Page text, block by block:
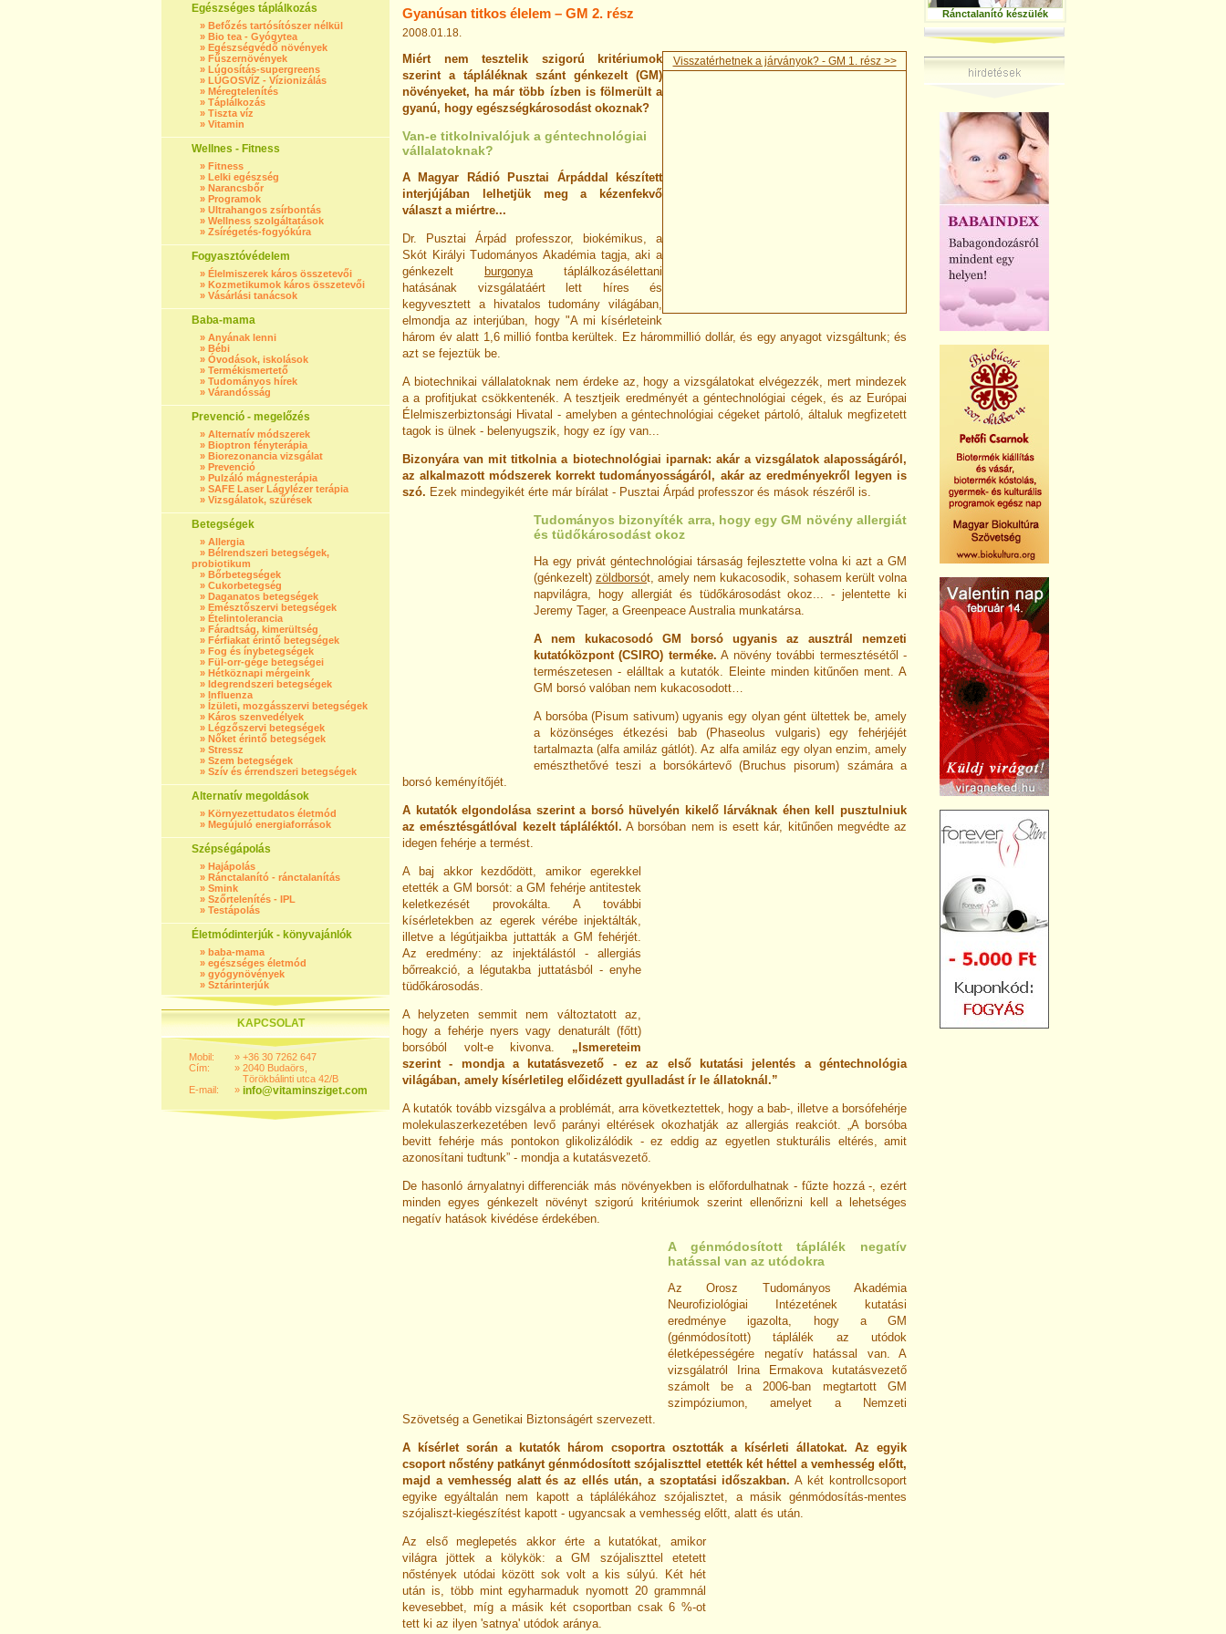
Egészséges táplálkozás
» Befőzés tartósítószer nélkül
» Bio tea - Gyógytea
» Egészségvédő növények
» Fűszernövények
» Lúgosítás-supergreens
» LÚGOSVÍZ - Vízionizálás
» Méregtelenítés
» Táplálkozás
» Tiszta víz
» Vitamin
Wellnes - Fitness
» Fitness
» Lelki egészség
» Narancsbőr
» Programok
» Ultrahangos zsírbontás
» Wellness szolgáltatások
» Zsírégetés-fogyókúra
Fogyasztóvédelem
» Élelmiszerek káros összetevői
» Kozmetikumok káros összetevői
» Vásárlási tanácsok
Baba-mama
» Anyának lenni
» Bébi
» Óvodások, iskolások
» Termékismertető
» Tudományos hírek
» Várandósság
Prevenció - megelőzés
» Alternatív módszerek
» Bioptron fényterápia
» Biorezonancia vizsgálat
» Prevenció
» Pulzáló mágnesterápia
» SAFE Laser Lágylézer terápia
» Vizsgálatok, szűrések
Betegségek
» Allergia
» Bélrendszeri betegségek,
probiotikum
» Bőrbetegségek
» Cukorbetegség
» Daganatos betegségek
» Emésztőszervi betegségek
» Ételintolerancia
» Fáradtság, kimerültség
» Férfiakat érintő betegségek
» Fog és ínybetegségek
» Fül-orr-gége betegségei
» Hétköznapi mérgeink
» Idegrendszeri betegségek
» Influenza
» Ízületi, mozgásszervi betegségek
» Káros szenvedélyek
» Légzőszervi betegségek
» Nőket érintő betegségek
» Stressz
» Szem betegségek
» Szív és érrendszeri betegségek
Alternatív megoldások
» Környezettudatos életmód
» Megújuló energiaforrások
Szépségápolás
» Hajápolás
» Ránctalanító - ránctalanítás
» Smink
» Szőrtelenítés - IPL
» Testápolás
Életmódinterjúk - könyvajánlók
» baba-mama
» egészséges életmód
» gyógynövények
» Sztárinterjúk
KAPCSOLAT
Mobil:
Cím:
E-mail:
»
»
»
+36 30 7262 647
2040 Budaörs,
Törökbálinti utca 42/B
info@vitaminsziget.com
Gyanúsan titkos élelem – GM 2. rész
2008.01.18.
Visszatérhetnek a járványok? - GM 1. rész >>
Miért nem tesztelik szigorú kritériumok
szerint a tápláléknak szánt génkezelt (GM)
növényeket, ha már több ízben is fölmerült a
gyanú, hogy egészségkárosodást okoznak?
Van-e titkolnivalójuk a géntechnológiai
vállalatoknak?
A Magyar Rádió Pusztai Árpáddal készített
interjújában lelhetjük meg a kézenfekvő
választ a miértre...
Dr. Pusztai Árpád professzor, biokémikus, a
Skót Királyi Tudományos Akadémia tagja, aki a
génkezelt
burgonyatáplálkozásélettani
hatásának vizsgálatáért lett híres és
kegyvesztett a hivatalos tudomány világában,
elmondja az interjúban, hogy "A mi kísérleteink
három év alatt 1,6 millió fontba kerültek. Ez hárommillió dollár, és egy anyagot vizsgáltunk; és
azt se fejeztük be.
A biotechnikai vállalatoknak nem érdeke az, hogy a vizsgálatokat elvégezzék, mert mindezek
a a profitjukat csökkentenék. A tesztjeik eredményét a géntechnológiai cégek, és az Európai
Élelmiszerbiztonsági Hivatal - amelyben a géntechnológiai cégeket pártoló, általuk megfizetett
tagok is ülnek - belenyugszik, hogy ez így van...
Bizonyára van mit titkolnia a biotechnológiai iparnak: akár a vizsgálatok alaposságáról,
az alkalmazott módszerek korrekt tudományosságáról, akár az eredményekről legyen is
szó. Ezek mindegyikét érte már bírálat - Pusztai Árpád professzor és mások részéről is.
Tudományos bizonyíték arra, hogy egy GM növény allergiát
és tüdőkárosodást okoz
Ha egy privát géntechnológiai társaság fejlesztette volna ki azt a GM
(génkezelt) zöldborsót, amely nem kukacosodik, sohasem került volna
napvilágra, hogy allergiát és tüdőkárosodást okoz... - jelentette ki
Jeremy Tager, a Greenpeace Australia munkatársa.
A nem kukacosodó GM borsó ugyanis az ausztrál nemzeti
kutatóközpont (CSIRO) terméke. A növény további termesztésétől -
természetesen - elálltak a kutatók. Eleinte minden kitűnően ment. A
GM borsó valóban nem kukacosodott…
A borsóba (Pisum sativum) ugyanis egy olyan gént ültettek be, amely
a közönséges étkezési bab (Phaseolus vulgaris) egy fehérjéjét
tartalmazta (alfa amiláz gátlót). Az alfa amiláz egy olyan enzim, amely
emészthetővé teszi a borsókártevő (Bruchus pisorum) számára a
borsó keményítőjét.
A kutatók elgondolása szerint a borsó hüvelyén kikelő lárváknak éhen kell pusztulniuk
az emésztésgátlóval kezelt tápláléktól. A borsóban nem is esett kár, kitűnően megvédte az
idegen fehérje a termést.
A baj akkor kezdődött, amikor egerekkel
etették a GM borsót: a GM fehérje antitestek
keletkezését provokálta. A további
kísérletekben az egerek vérébe injektálták,
illetve a légútjaikba juttatták a GM fehérjét.
Az eredmény: az injektálástól - allergiás
bőrreakció, a légutakba juttatásból - enyhe
tüdőkárosodás.
A helyzeten semmit nem változtatott az,
hogy a fehérje nyers vagy denaturált (főtt)
borsóból volt-e kivonva. „Ismereteim
szerint - mondja a kutatásvezető - ez az első kutatási jelentés a géntechnológia
világában, amely kísérletileg előidézett gyulladást ír le állatoknál.”
A kutatók tovább vizsgálva a problémát, arra következtettek, hogy a bab-, illetve a borsófehérje
molekulaszerkezetében levő parányi eltérések okozhatják az allergiás reakciót. „A borsóba
bevitt fehérje más pontokon glikolizálódik - ez eddig az egyetlen stukturális eltérés, amit
azonosítani tudtunk” - mondja a kutatásvezető.
De hasonló árnyalatnyi differenciák más növényekben is előfordulhatnak - fűzte hozzá -, ezért
minden egyes génkezelt növényt szigorú kritériumok szerint ellenőrizni kell a lehetséges
negatív hatások kivédése érdekében.
A génmódosított táplálék negatív
hatással van az utódokra
Az Orosz Tudományos Akadémia
Neurofiziológiai Intézetének kutatási
eredménye igazolta, hogy a GM
(génmódosított) táplálék az utódok
életképességére negatív hatással van. A
vizsgálatról Irina Ermakova kutatásvezető
számolt be a 2006-ban megtartott GM
szimpóziumon, amelyet a Nemzeti
Szövetség a Genetikai Biztonságért szervezett.
A kísérlet során a kutatók három csoportra osztották a kísérleti állatokat. Az egyik
csoport nőstény patkányt génmódosított szójaliszttel etették két héttel a vemhesség előtt,
majd a vemhesség alatt és az ellés után, a szoptatási időszakban. A két kontrollcsoport
egyike egyáltalán nem kapott a táplálékához szójalisztet, a másik génmódosítás-mentes
szójaliszt-kiegészítést kapott - ugyancsak a vemhesség előtt, alatt és után.
Az első meglepetés akkor érte a kutatókat, amikor
világra jöttek a kölykök: a GM szójaliszttel etetett
nőstények utódai között sok volt a kis súlyú. Két hét
után is, több mint egyharmaduk nyomott 20 grammnál
kevesebbet, míg a másik két csoportban csak 6 %-ot
tett ki az ilyen 'satnya' utódok aránya.
Ránctalanító készülék